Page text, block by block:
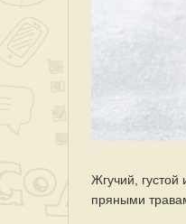
Жгучий,
пряными